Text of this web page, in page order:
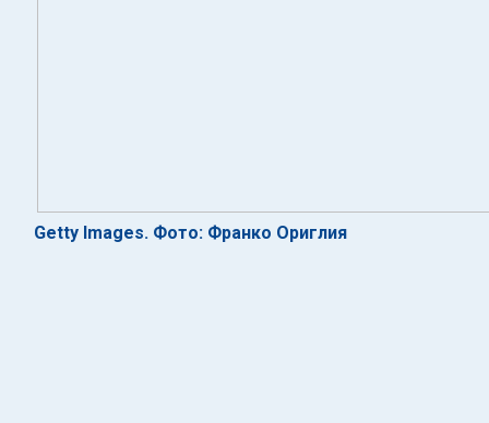
Getty Images. Фото: Франко Ориглия